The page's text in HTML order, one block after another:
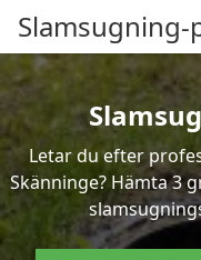
Slamsugning-
Letar du efter
Skänninge? Hämta 3